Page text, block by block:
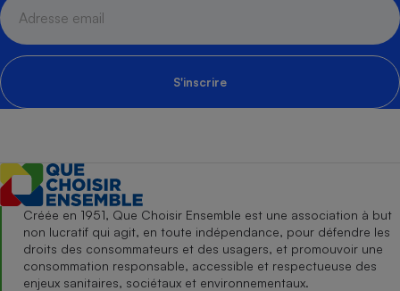
S'inscrire
Créée en 1951, Que Choisir Ensemble est une association à but
non lucratif qui agit, en toute indépendance, pour défendre les
droits des consommateurs et des usagers, et promouvoir une
consommation responsable, accessible et respectueuse des
enjeux sanitaires, sociétaux et environnementaux.